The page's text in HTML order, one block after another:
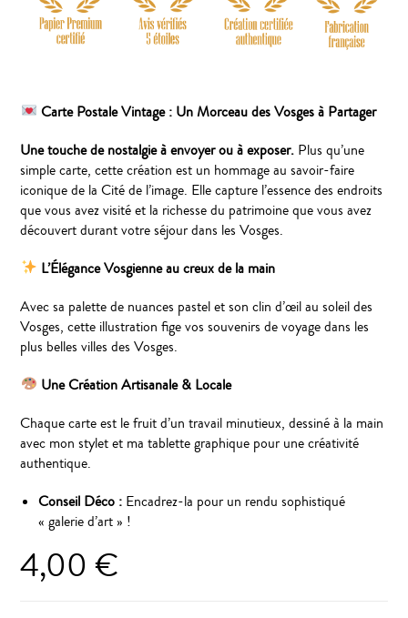
Carte Postale Vintage : Un Morceau des Vosges à Partager
Une touche de nostalgie à envoyer ou à exposer. Plus qu’une
simple carte, cette création est un hommage au savoir-faire
iconique de la Cité de l’image. Elle capture l’essence des endroits
que vous avez visité et la richesse du patrimoine que vous avez
découvert durant votre séjour dans les Vosges.
L’Élégance Vosgienne au creux de la main
Avec sa palette de nuances pastel et son clin d’œil au soleil des
Vosges, cette illustration fige vos souvenirs de voyage dans les
plus belles villes des Vosges.
Une Création Artisanale & Locale
Chaque carte est le fruit d’un travail minutieux, dessiné à la main
avec mon stylet et ma tablette graphique pour une créativité
authentique.
Conseil Déco : Encadrez-la pour un rendu sophistiqué
« galerie d’art » !
4,00€